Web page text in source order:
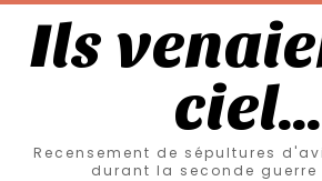
Ils
ciel…
Recensement de sépultures
durant la seconde